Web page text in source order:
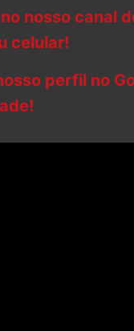
nosso canal
celular!
perfil no